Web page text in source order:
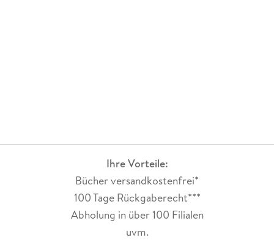
Ihre Vorteile:
Bücher versandkostenfrei*
100 Tage Rückgaberecht***
Abholung in über 100 Filialen
uvm.